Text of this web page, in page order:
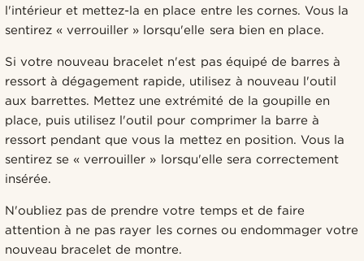
l'intérieur et mettez-la en place entre les cornes. Vous la
sentirez « verrouiller » lorsqu'elle sera bien en place.
Si votre nouveau bracelet n'est pas équipé de barres à
ressort à dégagement rapide, utilisez à nouveau l'outil
aux barrettes. Mettez une extrémité de la goupille en
place, puis utilisez l'outil pour comprimer la barre à
ressort pendant que vous la mettez en position. Vous la
sentirez se « verrouiller » lorsqu'elle sera correctement
insérée.
N'oubliez pas de prendre votre temps et de faire
attention à ne pas rayer les cornes ou endommager votre
nouveau bracelet de montre.